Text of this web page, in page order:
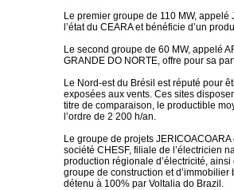
Le premier groupe de 110 MW,
l’état du CEARA et bénéficie d’un
Le second groupe de 60 MW, appelé
GRANDE DO NORTE, offre pour sa
Le Nord‐est du Brésil est réputé pour
exposées aux vents. Ces sites
titre de comparaison, le productible
l’ordre de 2 200 h/an.
Le groupe de projets
société CHESF, filiale de l’électricien
production régionale d’électricité,
groupe de construction et
détenu à 100% par Voltalia do Brazil.